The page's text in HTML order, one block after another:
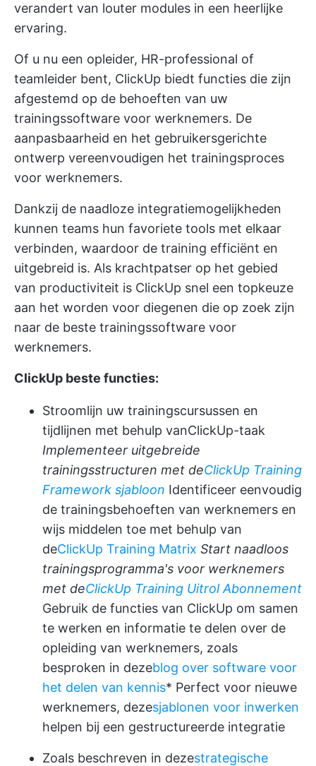
verandert van louter modules in een heerlijke
ervaring.
Of u nu een opleider, HR-professional of
teamleider bent, ClickUp biedt functies die zijn
afgestemd op de behoeften van uw
trainingssoftware voor werknemers. De
aanpasbaarheid en het gebruikersgerichte
ontwerp vereenvoudigen het trainingsproces
voor werknemers.
Dankzij de naadloze integratiemogelijkheden
kunnen teams hun favoriete tools met elkaar
verbinden, waardoor de training efficiënt en
uitgebreid is. Als krachtpatser op het gebied
van productiviteit is ClickUp snel een topkeuze
aan het worden voor diegenen die op zoek zijn
naar de beste trainingssoftware voor
werknemers.
ClickUp beste functies:
Stroomlijn uw trainingscursussen en
tijdlijnen met behulp vanClickUp-taak
Implementeer uitgebreide
trainingsstructuren met deClickUp Training
Framework sjabloon Identificeer eenvoudig
de trainingsbehoeften van werknemers en
wijs middelen toe met behulp van
deClickUp Training Matrix Start naadloos
trainingsprogramma's voor werknemers
met deClickUp Training Uitrol Abonnement
Gebruik de functies van ClickUp om samen
te werken en informatie te delen over de
opleiding van werknemers, zoals
besproken in dezeblog over software voor
het delen van kennis* Perfect voor nieuwe
werknemers, dezesjablonen voor inwerken
helpen bij een gestructureerde integratie
Zoals beschreven in dezestrategische